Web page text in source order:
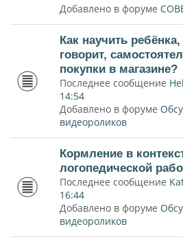
Добавлено в форуме
Как научить
говорит,
покупки в магазине?
Последнее сообщение
14:54
Добавлено в форуме
видеороликов
Кормление в
логопедической
Последнее сообщение
16:44
Добавлено в форуме
видеороликов